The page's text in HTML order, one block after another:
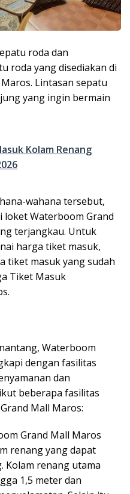
roda dan
roda yang disediakan di
Lintasan sepatu
yang ingin bermain
Kolam Renang
wahana tersebut,
loket Waterboom Grand
terjangkau. Untuk
harga tiket masuk,
tiket masuk yang sudah
Tiket Masuk
Waterboom
dengan fasilitas
dan
beberapa fasilitas
Mall Maros:
Grand Mall Maros
renang yang dapat
Kolam renang utama
1,5 meter dan